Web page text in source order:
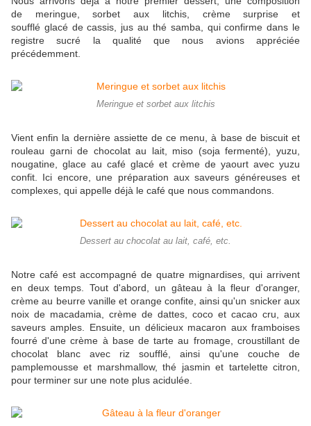
de meringue, sorbet aux litchis, crème surprise et
soufflé glacé de cassis, jus au thé samba, qui confirme dans le
registre sucré la qualité que nous avions appréciée
précédemment.
Meringue et sorbet aux litchis
Vient enfin la dernière assiette de ce menu, à base de biscuit et
rouleau garni de chocolat au lait, miso (soja fermenté), yuzu,
nougatine, glace au café glacé et crème de yaourt avec yuzu
confit. Ici encore, une préparation aux saveurs généreuses et
complexes, qui appelle déjà le café que nous commandons.
Dessert au chocolat au lait, café, etc.
Notre café est accompagné de quatre mignardises, qui arrivent
en deux temps. Tout d'abord, un gâteau à la fleur d'oranger,
crème au beurre vanille et orange confite, ainsi qu'un snicker aux
noix de macadamia, crème de dattes, coco et cacao cru, aux
saveurs amples. Ensuite, un délicieux macaron aux framboises
fourré d'une crème à base de tarte au fromage, croustillant de
chocolat blanc avec riz soufflé, ainsi qu'une couche de
pamplemousse et marshmallow, thé jasmin et tartelette citron,
pour terminer sur une note plus acidulée.